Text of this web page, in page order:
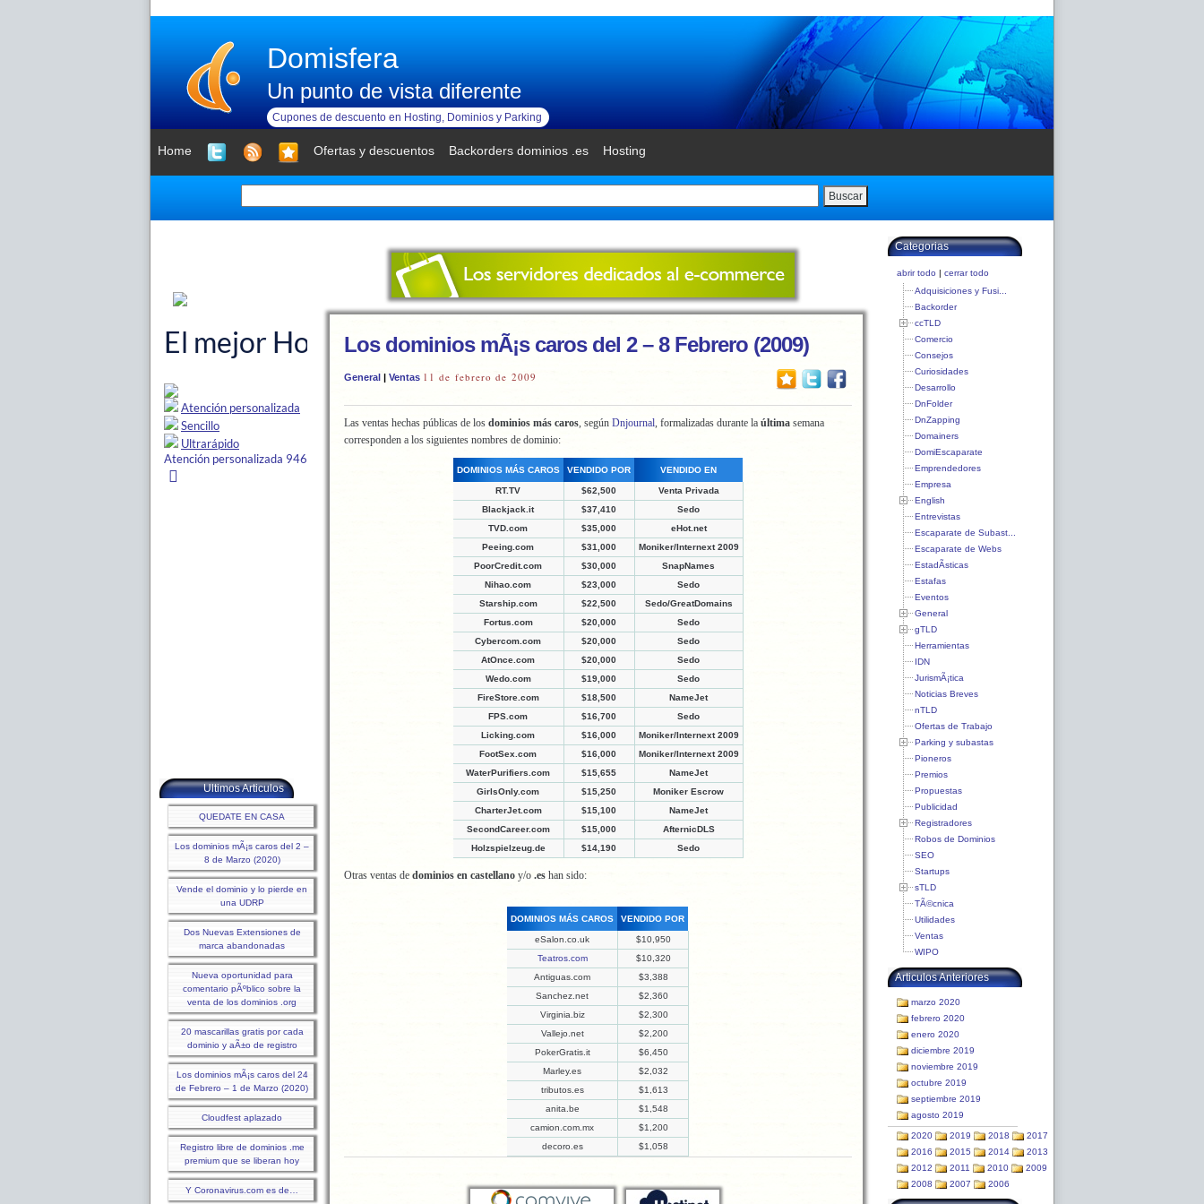
Domisfera
Un punto de vista diferente
Cupones de descuento en Hosting, Dominios y Parking
Home Ofertas y descuentos Backorders dominios .es Hosting
Buscar
Ultimos Articulos
QUEDATE EN CASA
Los dominios mÃ¡s caros del 2 –
8 de Marzo (2020)
Vende el dominio y lo pierde en
una UDRP
Dos Nuevas Extensiones de
marca abandonadas
Nueva oportunidad para
comentario pÃºblico sobre la
venta de los dominios .org
20 mascarillas gratis por cada
dominio y aÃ±o de registro
Los dominios mÃ¡s caros del 24
de Febrero – 1 de Marzo (2020)
Cloudfest aplazado
Registro libre de dominios .me
premium que se liberan hoy
Y Coronavirus.com es de…
Los dominios mÃ¡s caros del 2 – 8 Febrero (2009)
General | Ventas 11 de febrero de 2009
Las ventas hechas públicas de los dominios más caros, según Dnjournal, formalizadas durante la última semana
corresponden a los siguientes nombres de dominio:
DOMINIOS MÁS CAROS VENDIDO POR VENDIDO EN
RT.TV $62,500
Venta Privada
Blackjack.it
$37,410
Sedo
TVD.com
$35,000
eHot.net
Peeing.com
$31,000
Moniker/Internext 2009
PoorCredit.com
$30,000
SnapNames
Nihao.com
$23,000
Sedo
Starship.com
$22,500
Sedo/GreatDomains
Fortus.com
$20,000
Sedo
Cybercom.com
$20,000
Sedo
AtOnce.com
$20,000
Sedo
Wedo.com
$19,000
Sedo
FireStore.com
$18,500
NameJet
FPS.com
$16,700
Sedo
Licking.com
$16,000
Moniker/Internext 2009
FootSex.com
$16,000
Moniker/Internext 2009
WaterPurifiers.com
$15,655
NameJet
GirlsOnly.com
$15,250
Moniker Escrow
CharterJet.com
$15,100
NameJet
SecondCareer.com
$15,000
AfternicDLS
Holzspielzeug.de
$14,190 Sedo
Otras ventas de dominios en castellano y/o .es han sido:
DOMINIOS MÁS CAROS VENDIDO POR
eSalon.co.uk
$10,950
Teatros.com
$10,320
Antiguas.com
$3,388
Sanchez.net
$2,360
Virginia.biz
$2,300
Vallejo.net
$2,200
PokerGratis.it
$6,450
Marley.es
$2,032
tributos.es
$1,613
anita.be
$1,548
camion.com.mx
$1,200
decoro.es
$1,058
Categorias
abrir todo | cerrar todo
Adquisiciones y Fusi...
Backorder
ccTLD
Comercio
Consejos
Curiosidades
Desarrollo
DnFolder
DnZapping
Domainers
DomiEscaparate
Emprendedores
Empresa
English
Entrevistas
Escaparate de Subast...
Escaparate de Webs
EstadÃ­sticas
Estafas
Eventos
General
gTLD
Herramientas
IDN
JurismÃ¡tica
Noticias Breves
nTLD
Ofertas de Trabajo
Parking y subastas
Pioneros
Premios
Propuestas
Publicidad
Registradores
Robos de Dominios
SEO
Startups
sTLD
TÃ©cnica
Utilidades
Ventas
WIPO
Articulos Anteriores
marzo 2020
febrero 2020
enero 2020
diciembre 2019
noviembre 2019
octubre 2019
septiembre 2019
agosto 2019
2020 2019 2018
2017
2016
2015 2014
2013
2012
2011 2010
2009
2008
2007 2006